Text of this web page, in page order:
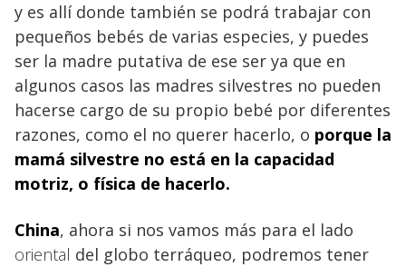
y es allí donde también se podrá trabajar con
pequeños bebés de varias especies, y puedes
ser la madre putativa de ese ser ya que en
algunos casos las madres silvestres no pueden
hacerse cargo de su propio bebé por diferentes
razones, como el no querer hacerlo, o porque la
mamá silvestre no está en la capacidad
motriz, o física de hacerlo.
China, ahora si nos vamos más para el lado
oriental del globo terráqueo, podremos tener